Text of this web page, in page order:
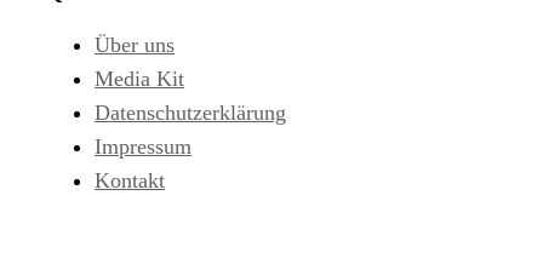
Über uns
Media Kit
Datenschutzerklärung
Impressum
Kontakt